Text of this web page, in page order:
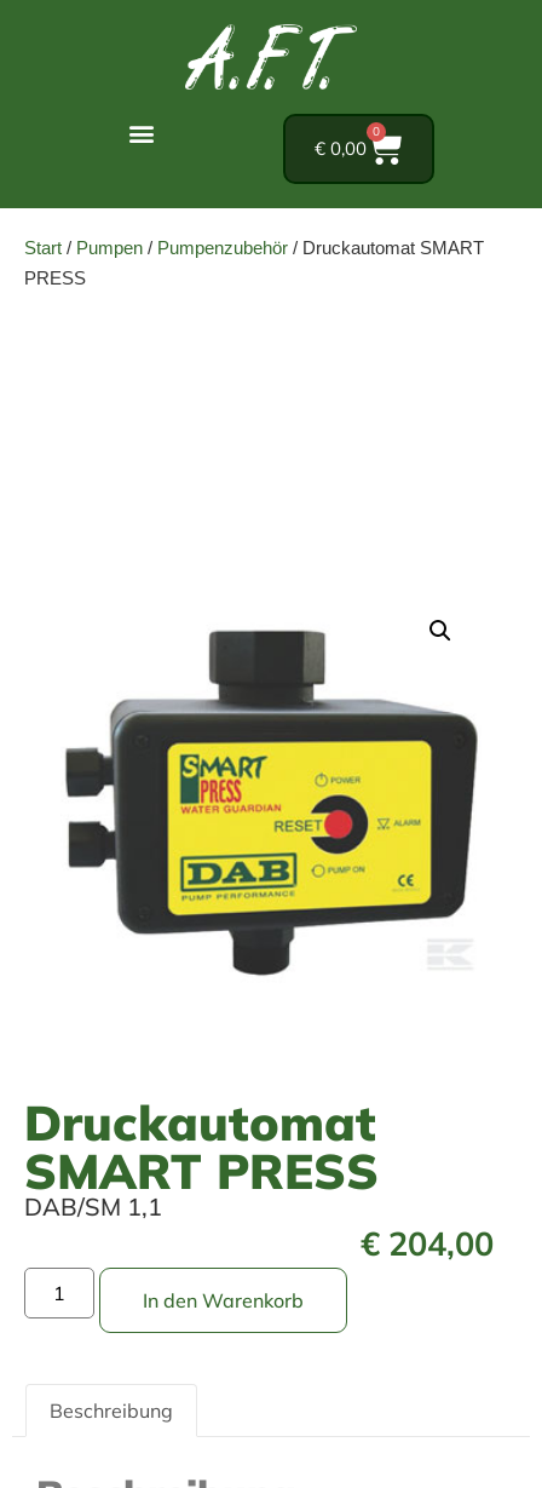
€ 0,00
0
Start / Pumpen / Pumpenzubehör / Druckautomat SMART
PRESS
Druckautomat
SMART PRESS
DAB/SM 1,1
€ 204,00
In den Warenkorb
Beschreibung